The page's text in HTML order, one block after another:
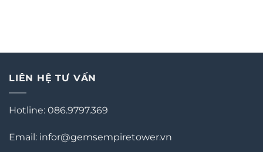
LIÊN HỆ TƯ VẤN
Hotline: 086.9797.369
Email: infor@gemsempiretower.vn